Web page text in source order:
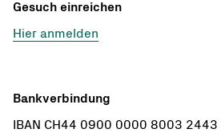
Gesuch einreichen
Hier anmelden
Bankverbindung
IBAN CH44 0900 0000 8003 2443